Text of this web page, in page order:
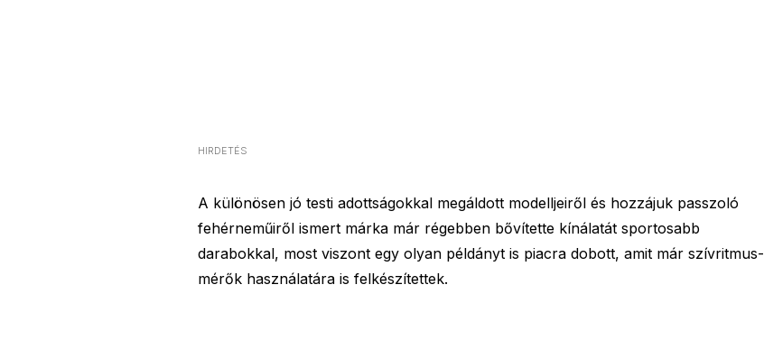
HIRDETÉS
A különösen jó testi adottságokkal megáldott modelljeiről és hozzájuk passzoló
fehérneműiről ismert márka már régebben bővítette kínálatát sportosabb
darabokkal, most viszont egy olyan példányt is piacra dobott, amit már szívritmus-
mérők használatára is felkészítettek.